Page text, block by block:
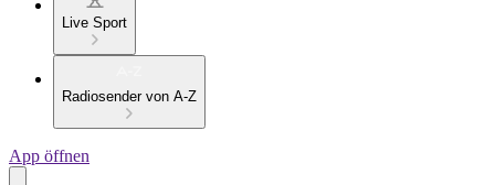
Live Sport
Radiosender von A-Z
App öffnen